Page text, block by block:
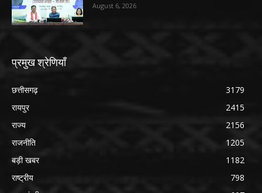
August 6, 2026
प्रमुख श्रेणियाँ
छत्तीसगढ़
3179
रायपुर
2415
राज्य
2156
राजनीति
1205
बड़ी खबर
1182
राष्ट्रीय
798